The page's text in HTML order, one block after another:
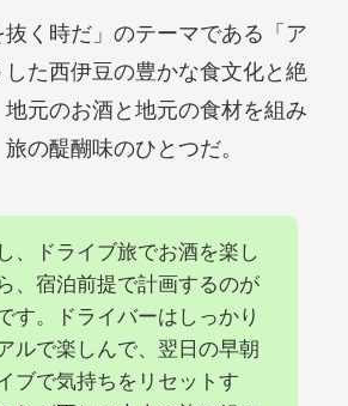
く時だ」のテーマである「ア
た西伊豆の豊かな食文化と絶
元のお酒と地元の食材を組み
の醍醐味のひとつだ。
、ドライブ旅でお酒を楽し
、宿泊前提で計画するのが
す。ドライバーはしっかり
ルで楽しんで、翌日の早朝
ブで気持ちをリセットす